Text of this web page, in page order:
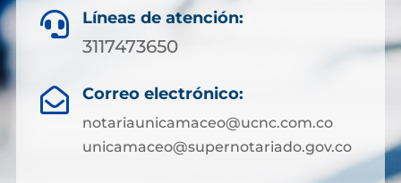
 Líneas de atención:
3117473650
 Correo electrónico:
notariaunicamaceo@ucnc.com.co
unicamaceo@supernotariado.gov.co